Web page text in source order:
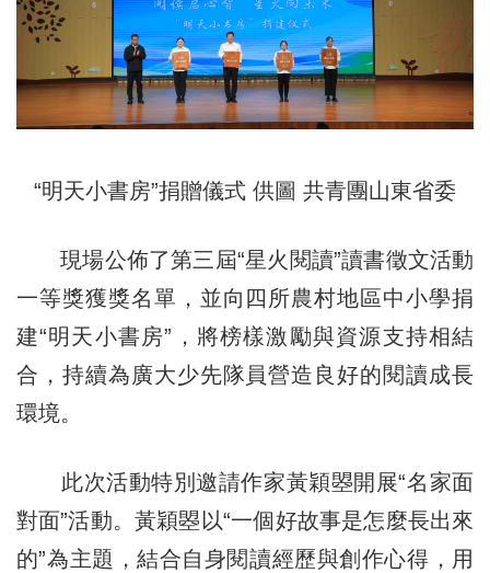
“明天小書房”捐贈儀式 供圖 共青團山東省委
現場公佈了第三屆“星火閱讀”讀書徵文活動
一等獎獲獎名單，並向四所農村地區中小學捐
建“明天小書房”，將榜樣激勵與資源支持相結
合，持續為廣大少先隊員營造良好的閱讀成長
環境。
此次活動特別邀請作家黃穎曌開展“名家面
對面”活動。黃穎曌以“一個好故事是怎麼長出來
的”為主題，結合自身閱讀經歷與創作心得，用